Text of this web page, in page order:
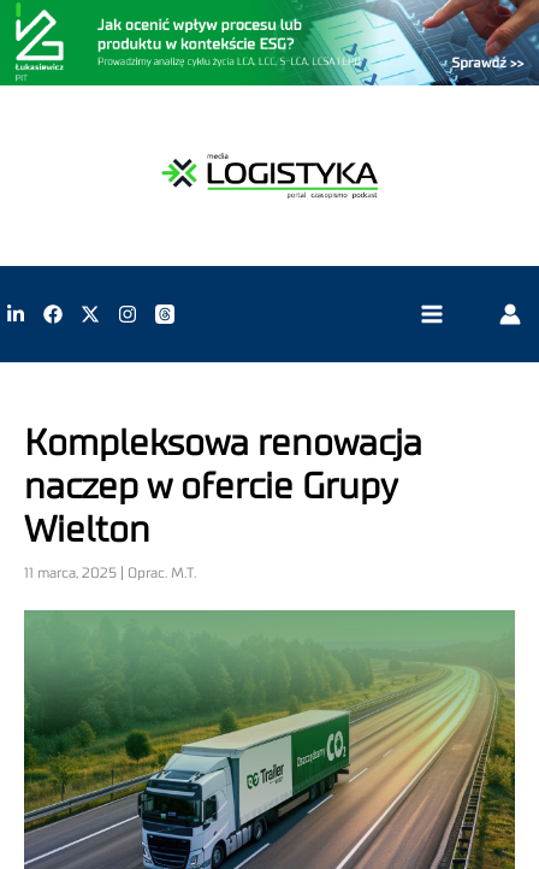
Kompleksowa renowacja
naczep w ofercie Grupy
Wielton
11 marca, 2025 | Oprac. M.T.